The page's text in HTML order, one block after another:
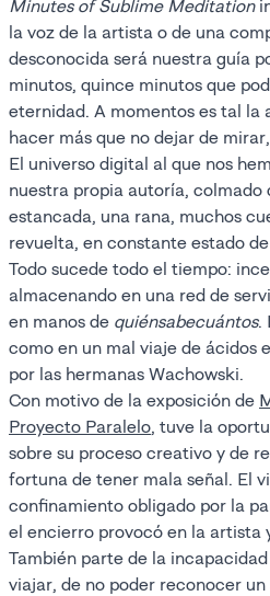
Minutes of Sublime Meditation
la voz de la artista o de una
desconocida será nuestra guía
minutos, quince minutos que
eternidad. A momentos es tal la
hacer más que no dejar de
El universo digital al que nos
nuestra propia autoría, colmado
estancada, una rana, muchos
revuelta, en constante estado
Todo sucede todo el tiempo:
almacenando en una red de
en manos de quiénsabecuántos.
como en un mal viaje de ácidos
por las hermanas Wachowski.
Con motivo de la exposición de
Proyecto Paralelo, tuve la
sobre su proceso creativo y de
fortuna de tener mala señal. El
confinamiento obligado por la
el encierro provocó en la artista
También parte de la
viajar, de no poder reconocer